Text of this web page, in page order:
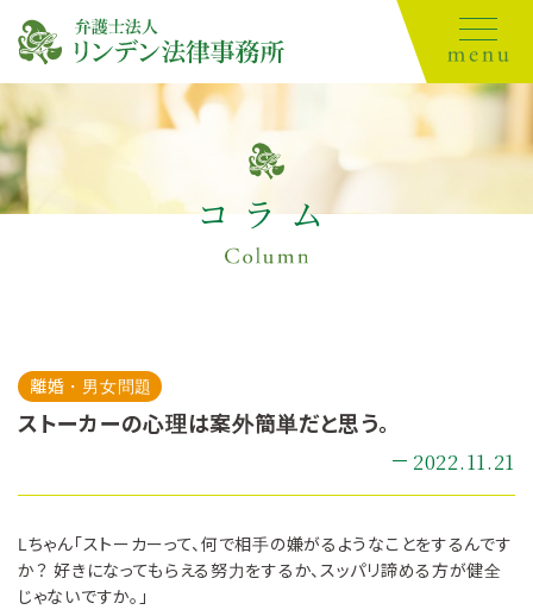
コラム
離婚・男女問題
ストーカーの心理は案外簡単だと思う。
2022.11.21
Lちゃん「ストーカーって、何で相手の嫌がるようなことをするんです
か？ 好きになってもらえる努力をするか、スッパリ諦める方が健全
じゃないですか。」